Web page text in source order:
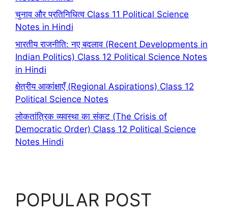
चुनाव और प्रतिनिधित्व Class 11 Political Science
Notes in Hindi
भारतीय राजनीति: नए बदलाव (Recent Developments in
Indian Politics) Class 12 Political Science Notes
in Hindi
क्षेत्रीय आकांक्षाएँ (Regional Aspirations) Class 12
Political Science Notes
लोकतांत्रिक व्यवस्था का संकट (The Crisis of
Democratic Order) Class 12 Political Science
Notes Hindi
POPULAR POST